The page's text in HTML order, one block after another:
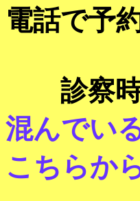
電話で予
診察時
混んでい
こちらか